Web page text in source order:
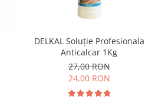
DELKAL Soluție Profesionala
Anticalcar 1Kg
27,00 RON
24,00 RON